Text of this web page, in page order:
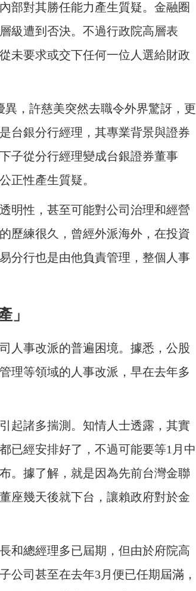
部對其勝任能力產生質疑。金融圈
級遭到否決。不過行政院高層表
未要求或交下任何一位人選給財政
，許慈美突然去職令外界驚訝，更
台銀分行經理，其專業背景與證券
子從分行經理變成台銀證券董事
正性產生質疑。
明性，甚至可能對公司治理和經營
歷練很久，曾經外派海外，在投資
分行也是由他負責管理，整個人事
」
人事改派的普遍困境。據悉，公股
理等領域的人事改派，早在去年多
起諸多揣測。知情人士透露，其實
已經安排好了，不過可能要等1月中
。據了解， 就是因為先前台灣金聯
座幾天後就下台，讓賴政府對於金
和總經理多已屆期，但由於府院高
公司甚至在去年3月便已任期屆滿，